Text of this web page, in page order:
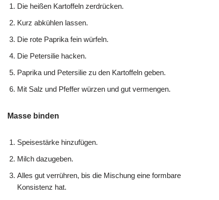
Die heißen Kartoffeln zerdrücken.
Kurz abkühlen lassen.
Die rote Paprika fein würfeln.
Die Petersilie hacken.
Paprika und Petersilie zu den Kartoffeln geben.
Mit Salz und Pfeffer würzen und gut vermengen.
Masse binden
Speisestärke hinzufügen.
Milch dazugeben.
Alles gut verrühren, bis die Mischung eine formbare
Konsistenz hat.